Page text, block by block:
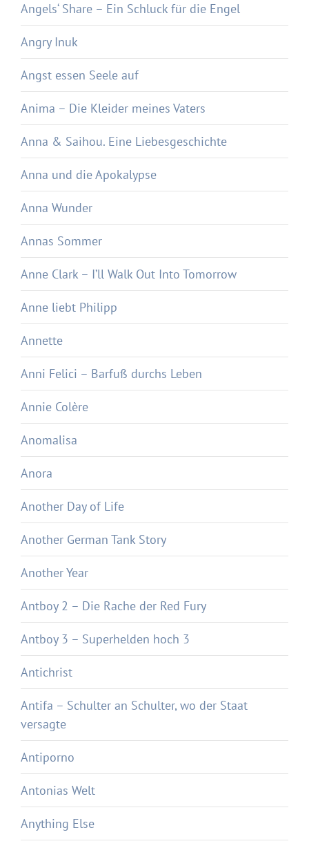
Angels‘ Share – Ein Schluck für die Engel
Angry Inuk
Angst essen Seele auf
Anima – Die Kleider meines Vaters
Anna & Saihou. Eine Liebesgeschichte
Anna und die Apokalypse
Anna Wunder
Annas Sommer
Anne Clark – I’ll Walk Out Into Tomorrow
Anne liebt Philipp
Annette
Anni Felici – Barfuß durchs Leben
Annie Colère
Anomalisa
Anora
Another Day of Life
Another German Tank Story
Another Year
Antboy 2 – Die Rache der Red Fury
Antboy 3 – Superhelden hoch 3
Antichrist
Antifa – Schulter an Schulter, wo der Staat
versagte
Antiporno
Antonias Welt
Anything Else